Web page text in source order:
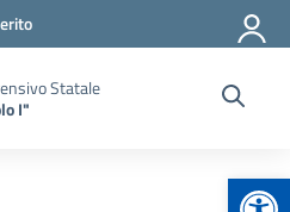
Statale
I"